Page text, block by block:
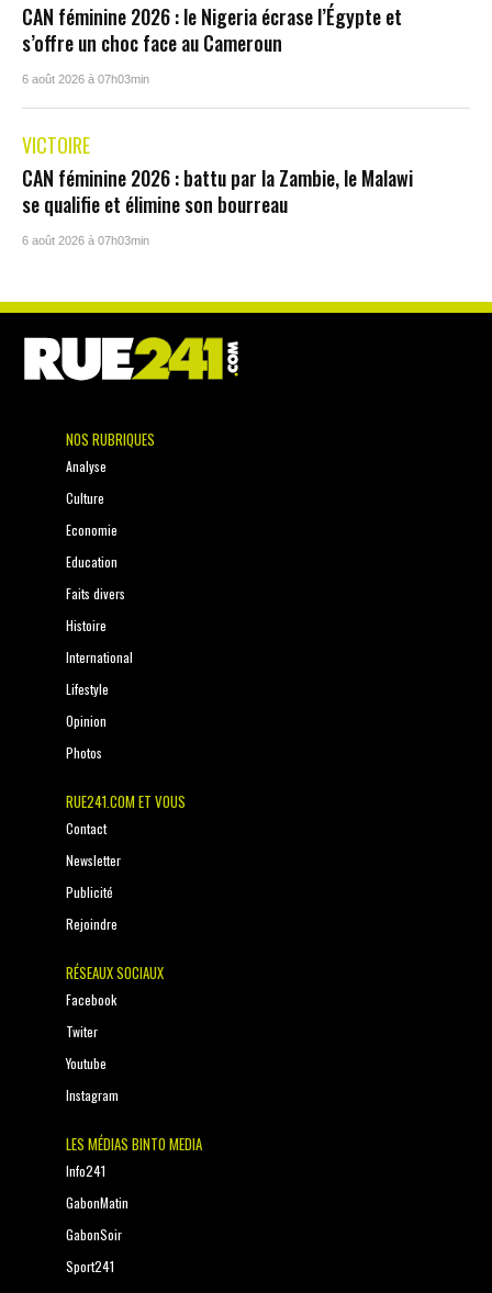
CAN féminine 2026 : le Nigeria écrase l’Égypte et
s’offre un choc face au Cameroun
6 août 2026 à 07h03min
VICTOIRE
CAN féminine 2026 : battu par la Zambie, le Malawi
se qualifie et élimine son bourreau
6 août 2026 à 07h03min
NOS RUBRIQUES
Analyse
Culture
Economie
Education
Faits divers
Histoire
International
Lifestyle
Opinion
Photos
RUE241.COM ET VOUS
Contact
Newsletter
Publicité
Rejoindre
RÉSEAUX SOCIAUX
Facebook
Twiter
Youtube
Instagram
LES MÉDIAS BINTO MEDIA
Info241
GabonMatin
GabonSoir
Sport241